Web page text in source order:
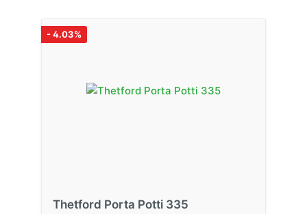
- 4.03%
Thetford Porta Potti 335